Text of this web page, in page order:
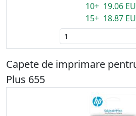
10+ 19.06
15+ 18.87
Capete de imprimare
Plus 655